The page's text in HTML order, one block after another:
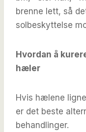
brenne lett, så
solbeskyttelse
Hvordan å
hæler
Hvis hælene
er det beste
behandlinger.